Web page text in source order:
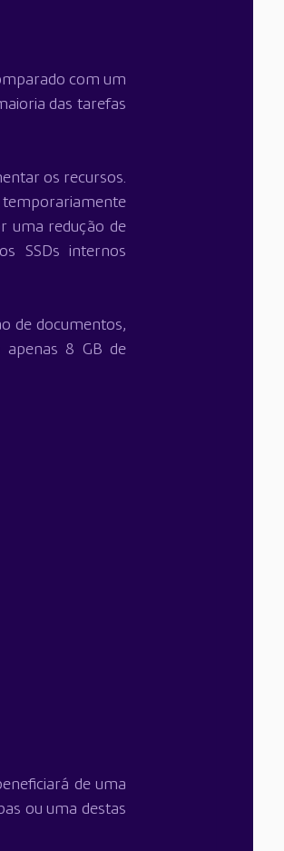
com um
das tarefas
os recursos.
temporariamente
uma redução de
SSDs internos
de documentos,
8 GB de
de uma
ou uma destas